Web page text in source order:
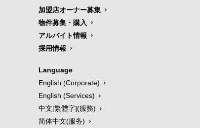
加盟店オーナー募集
物件募集・購入
アルバイト情報
採用情報
Language
English (Corporate)
English (Services)
中文[繁體字](服務)
简体中文(服务)